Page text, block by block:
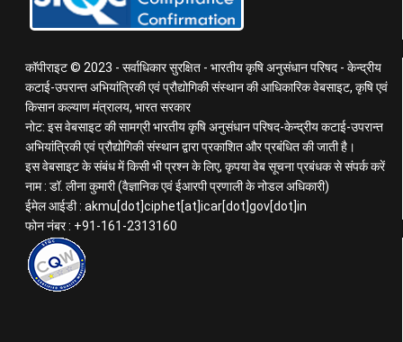
कॉपीराइट © 2023 - सर्वाधिकार सुरक्षित - भारतीय कृषि अनुसंधान परिषद - केन्द्रीय
कटाई-उपरान्त अभियांत्रिकी एवं प्रौद्योगिकी संस्थान की आधिकारिक वेबसाइट, कृषि एवं
किसान कल्याण मंत्रालय, भारत सरकार
नोट: इस वेबसाइट की सामग्री भारतीय कृषि अनुसंधान परिषद-केन्द्रीय कटाई-उपरान्त
अभियांत्रिकी एवं प्रौद्योगिकी संस्थान द्वारा प्रकाशित और प्रबंधित की जाती है।
इस वेबसाइट के संबंध में किसी भी प्रश्न के लिए, कृपया वेब सूचना प्रबंधक से संपर्क करें
नाम : डॉ. लीना कुमारी (वैज्ञानिक एवं ईआरपी प्रणाली के नोडल अधिकारी)
ईमेल आईडी : akmu[dot]ciphet[at]icar[dot]gov[dot]in
फोन नंबर : +91-161-2313160